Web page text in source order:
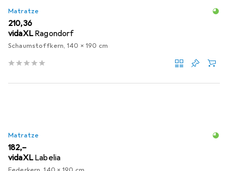
Matratze
EUR
210,36
vidaXL Ragondorf
Schaumstoffkern, 140 x 190 cm
Matratze
EUR
182,–
vidaXL Labelia